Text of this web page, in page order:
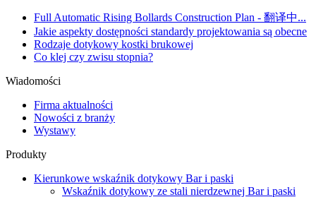
Full Automatic Rising Bollards Construction Plan - 翻译中...
Jakie aspekty dostępności standardy projektowania są obecne
Rodzaje dotykowy kostki brukowej
Co klej czy zwisu stopnia?
Wiadomości
Firma aktualności
Nowości z branży
Wystawy
Produkty
Kierunkowe wskaźnik dotykowy Bar i paski
Wskaźnik dotykowy ze stali nierdzewnej Bar i paski